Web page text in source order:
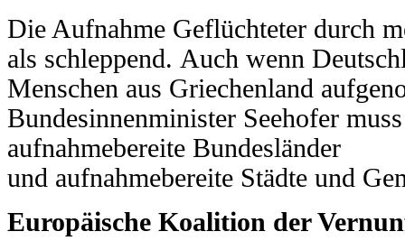
Die Aufnahme Geflüchteter durch
als schleppend. Auch wenn
Menschen aus Griechenland
Bundesinnenminister Seehofer
aufnahmebereite Bundesländer
und aufnahmebereite Städte und
Europäische Koalition der